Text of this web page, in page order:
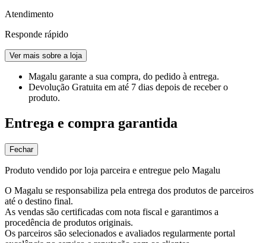
Atendimento
Responde rápido
Ver mais sobre a loja
Magalu garante a sua compra, do pedido à entrega.
Devolução Gratuita em até 7 dias depois de receber o
produto.
Entrega e compra garantida
Fechar
Produto vendido por loja parceira e entregue pelo Magalu
O Magalu se responsabiliza pela entrega dos produtos de parceiros
até o destino final.
As vendas são certificadas com nota fiscal e garantimos a
procedência de produtos originais.
Os parceiros são selecionados e avaliados regularmente portal